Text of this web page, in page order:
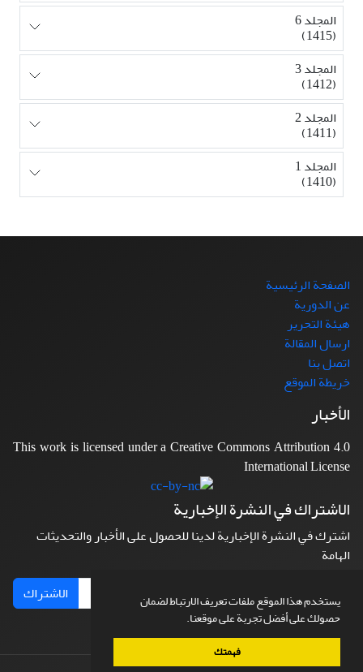
يستخدم هذا الموقع ملفات تعريف الارتباط لضمان
حصولك على أفضل تجربة على موقعنا.
فهمتك
المجلد 6
(1415)
المجلد 3
(1412)
المجلد 2
(1411)
المجلد 1
(1410)
الصفحة الرئيسية
عن الدورية
هيئة التحرير
ارسال المقالة
اتصل بنا
خريطة الموقع
الأخبار
This work is licensed under a Creative Commons Attribution 4.0
International License
الاشتراك في النشرة الإخبارية
اشترك في النشرة الإخبارية لدينا للحصول على الأخبار والتحديثات
الهامة
الاشتراك